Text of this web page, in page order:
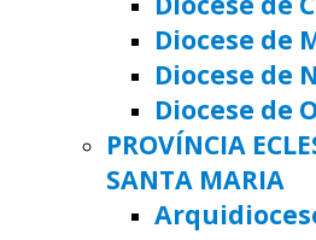
Diocese de
Diocese de
Diocese de
PROVÍNCIA
SANTA MARIA